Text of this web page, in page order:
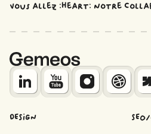
Vous allez :heart: notre
DESIGN